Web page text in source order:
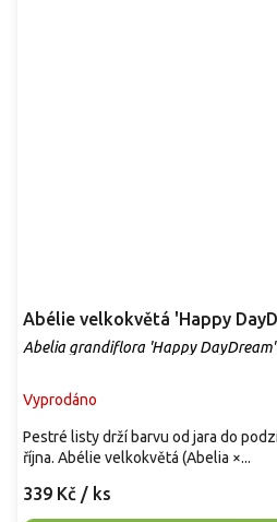
Abélie velkokvětá 'Happy
Abelia grandiflora 'Happy DayDream'
Vyprodáno
339 Kč / ks
Pestré listy drží barvu od jara do
října. Abélie velkokvětá (Abelia ×...